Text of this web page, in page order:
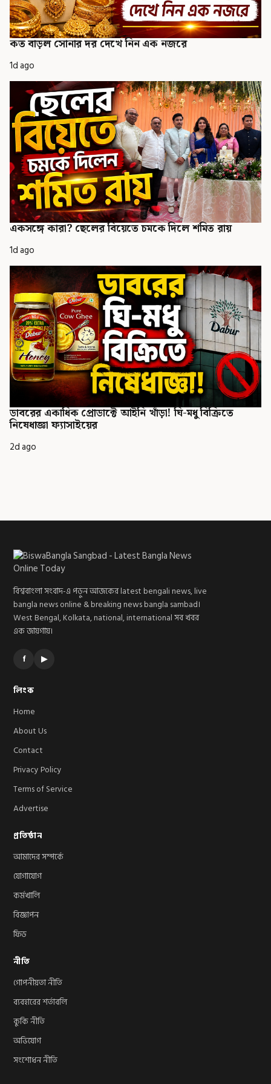
কত বাড়ল সোনার দর দেখে নিন এক নজরে
1d ago
একসঙ্গে কারা? ছেলের বিয়েতে চমকে দিলে শমিত রায়
1d ago
ডাবরের একাধিক প্রোডাক্টে আইনি খাঁড়া! ঘি-মধু বিক্রিতে
নিষেধাজ্ঞা ফ্যাসাইয়ের
2d ago
বিশ্ববাংলা সংবাদ-এ পড়ুন আজকের latest bengali news, live
bangla news online & breaking news bangla sambad।
West Bengal, Kolkata, national, international সব খবর
এক জায়গায়।
f ▶
লিংক
Home
About Us
Contact
Privacy Policy
Terms of Service
Advertise
প্রতিষ্ঠান
আমাদের সম্পর্কে
যোগাযোগ
কর্মখালি
বিজ্ঞাপন
ফিড
নীতি
গোপনীয়তা নীতি
ব্যবহারের শর্তাবলি
কুকি নীতি
অভিযোগ
সংশোধন নীতি